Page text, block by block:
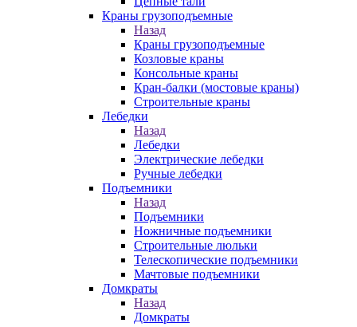
Краны грузоподъемные
Назад
Краны грузоподъемные
Козловые краны
Консольные краны
Кран-балки (мостовые краны)
Строительные краны
Лебедки
Назад
Лебедки
Электрические лебедки
Ручные лебедки
Подъемники
Назад
Подъемники
Ножничные подъемники
Строительные люльки
Телескопические подъемники
Мачтовые подъемники
Домкраты
Назад
Домкраты